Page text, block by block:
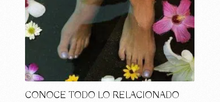
CONOCE TODO LO RELACIONADO